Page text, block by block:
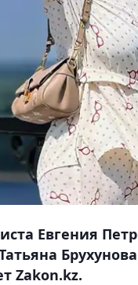
Евгения
Zakon.kz.